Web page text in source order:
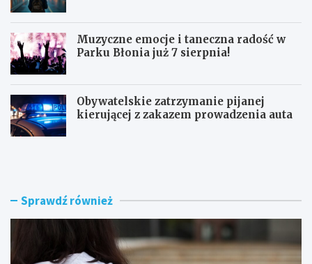
Muzyczne emocje i taneczna radość w
Parku Błonia już 7 sierpnia!
Obywatelskie zatrzymanie pijanej
kierującej z zakazem prowadzenia auta
G
y
B
n Sprawdź również